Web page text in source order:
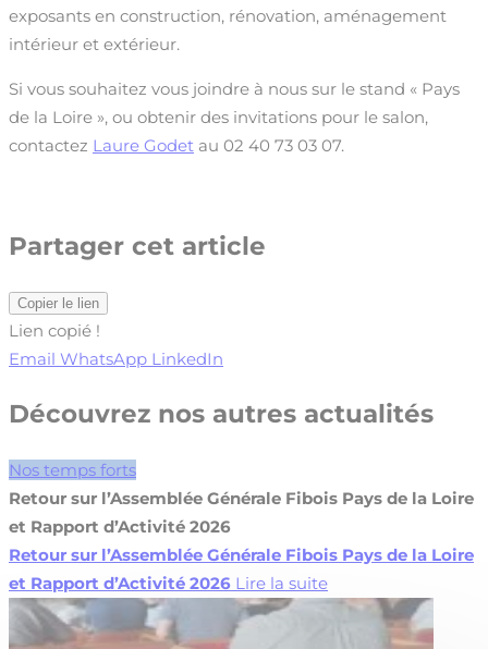
exposants en construction, rénovation, aménagement
intérieur et extérieur.
Si vous souhaitez vous joindre à nous sur le stand « Pays
de la Loire », ou obtenir des invitations pour le salon,
contactez Laure Godet au 02 40 73 03 07.
Partager cet article
Copier le lien
Lien copié !
Email WhatsApp LinkedIn
Découvrez nos autres actualités
Nos temps forts
Retour sur l’Assemblée Générale Fibois Pays de la Loire
et Rapport d’Activité 2026
Retour sur l’Assemblée Générale Fibois Pays de la Loire
et Rapport d’Activité 2026 Lire la suite